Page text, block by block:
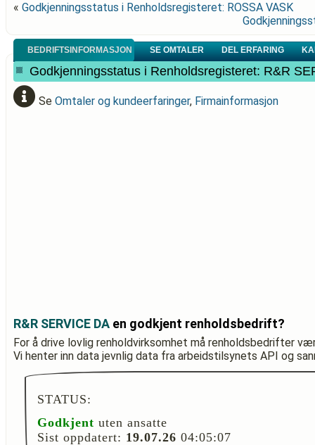
« Godkjenningsstatus i Renholdsregisteret: ROSSA VASK
BEDRIFTSINFORMASJON SE OMTALER DEL ERFARING
Godkjenningsstatus i Renholdsregisteret: R&R
Se Omtaler og kundeerfaringer, Firmainformasjon
R&R SERVICE DA en godkjent renholdsbedrift?
For å drive lovlig renholdvirksomhet må renholdsbedrifter
Vi henter inn data jevnlig data fra arbeidstilsynets API og
STATUS:
Godkjent uten ansatte
Sist oppdatert: 19.07.26 04:05:07